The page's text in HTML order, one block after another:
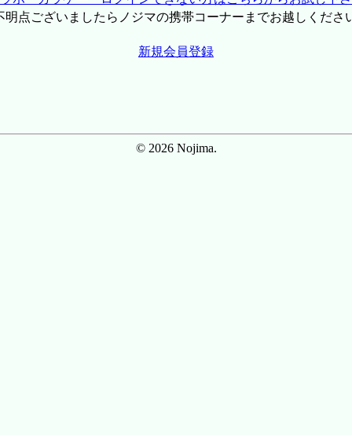
点ございましたらノジマの携帯コーナーまでお越しくださ
新規会員登録
© 2026 Nojima.